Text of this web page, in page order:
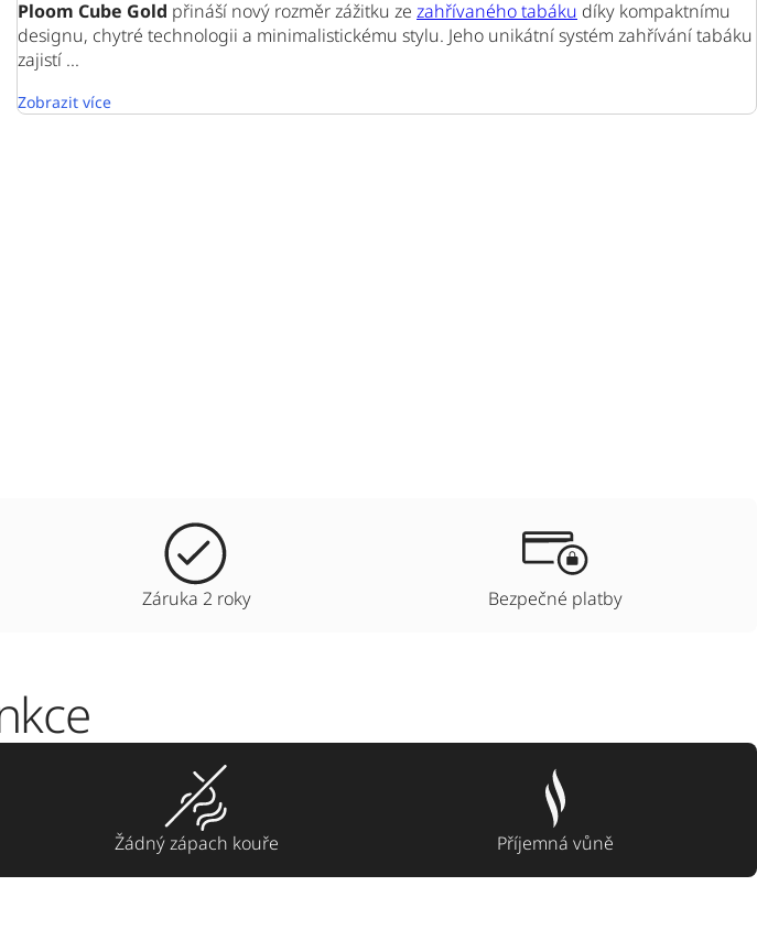
Ploom Cube Gold přináší nový rozměr zážitku ze zahřívaného tabáku díky kompaktnímu
designu, chytré technologii a minimalistickému stylu. Jeho unikátní systém zahřívání tabáku
zajistí ...
Zobrazit více
Záruka 2 roky Bezpečné platby
Žádný zápach kouře Příjemná vůně